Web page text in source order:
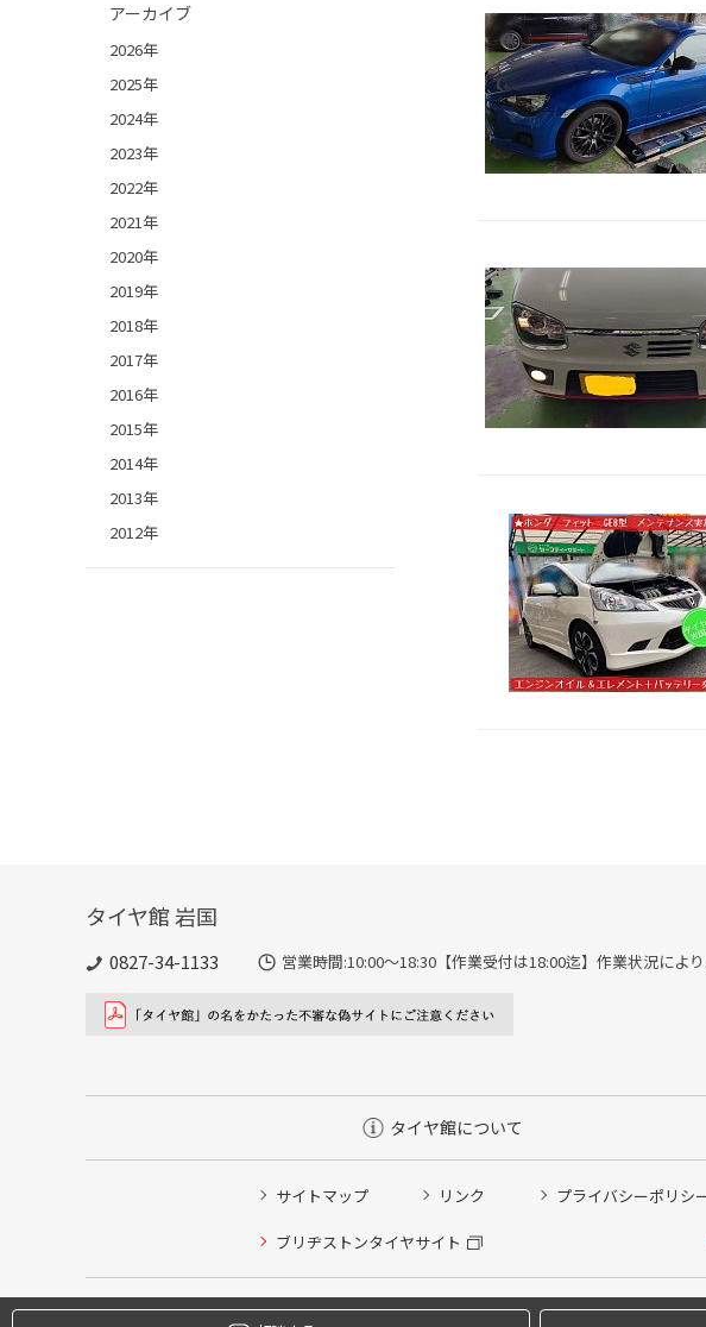
アーカイブ
2026年
2025年
2024年
2023年
2022年
2021年
2020年
2019年
2018年
2017年
2016年
2015年
2014年
2013年
2012年
タイヤ館 岩国
0827-34-1133 営業時間:10:00〜18:30【作業受付は18:00迄】作業状況によ
タイヤ館について
サイトマップ リンク プライバシーポリシ
ブリヂストンタイヤサイト
Copyright ©
タイヤ点検・安全点検/タイヤ履き替え/オイル交換/その他ピット作業の予約
クローク契約会員専用タイヤ履き替え※タイヤ履き替えを希望のクローク契約会
本日のタイヤ履き替え順番待ち予約 ※クローク契約会員の方はご利用いただけませ